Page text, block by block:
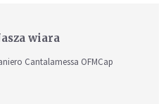
wiara
Cantalamessa OFMCap